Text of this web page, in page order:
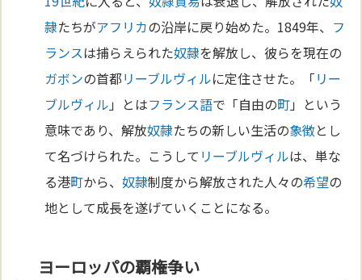
隷たちがアフリカの沿岸に戻り始めた。1849年、 フ
ランスは捕らえられた奴隷を解放し、彼らを現在の
ガボンの首都リーブルヴィルに定住させた。「リー
ブルヴィル 」とはフランス語で「自由の町」という
意味であり、解放奴隷たちの新しい生活の象徴とし
て名づけられた。こうして リーブルヴィルは、単な
る港町から、奴隷制度から解放された人々の希望の
地として成長を遂げていくことになる。
ヨーロッパの覇権争い